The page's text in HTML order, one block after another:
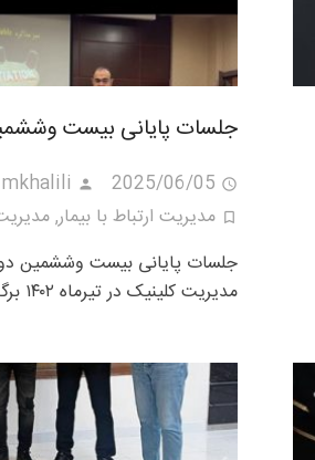
جلسات پایانی بیست
2025/06/05
مدیریت ارتباط با بیمار,
جلسات پایانی بیست وششمین
مدیریت کلینیک در تیرماه ۱۴۰۲ برگزار شد.